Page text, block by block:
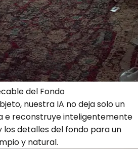
del Fondo
nuestra IA no deja solo un
e reconstruye inteligentemente
los detalles del fondo para un
y natural.